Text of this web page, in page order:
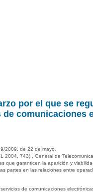
por el que se
comunicaciones
2009, de 22 de mayo.
743) , General de
que garanticen la aparición y
partes en las relaciones entre
de comunicaciones